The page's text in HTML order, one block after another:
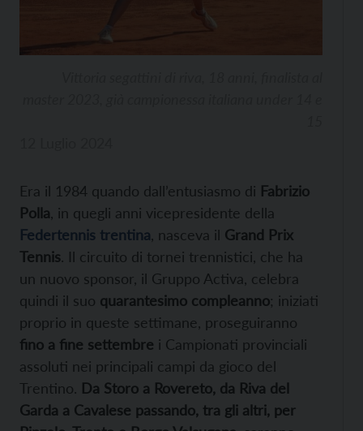
Era il 1984 quando dall’entusiasmo di Fabrizio
Polla , in quegli anni vicepresidente della
Federtennis trentina , nasceva il Grand Prix
Tennis. Il circuito di tornei trennistici, che ha
un nuovo sponsor, il Gruppo Activa, celebra
quindi il suo quarantesimo compleanno; iniziati
proprio in queste settimane, proseguiranno
fino a fine settembre i Campionati provinciali
assoluti nei principali campi da gioco del
Trentino. Da Storo a Rovereto, da Riva del
Garda a Cavalese passando, tra gli altri, per